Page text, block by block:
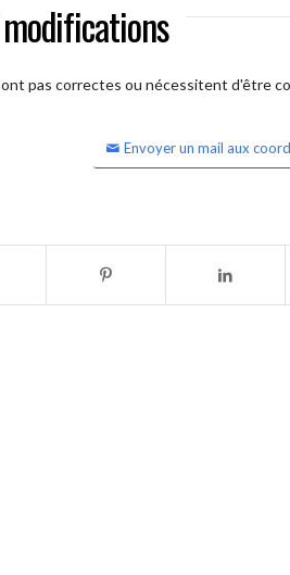
pas correctes ou nécessitent d'être
Envoyer un mail aux